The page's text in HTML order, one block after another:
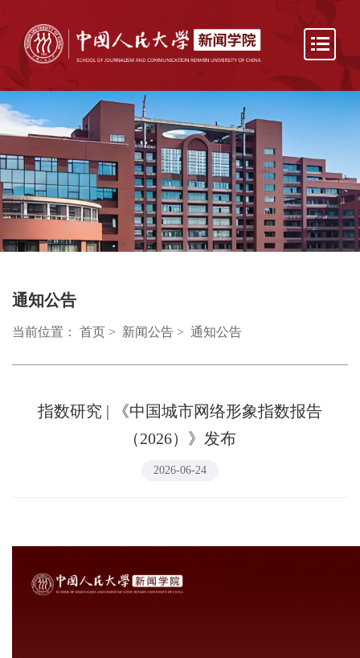
通知公告
当前位置： 首页 > 新闻公告 > 通知公告
指数研究 | 《中国城市网络形象指数报告
（2026）》发布
2026-06-24